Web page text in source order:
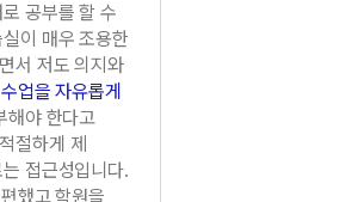
공부를 할 수
이 매우 조용한
서 저도 의지와
업을 자유롭게
해야 한다고
절하게 제
접근성입니다.
했고 학원을